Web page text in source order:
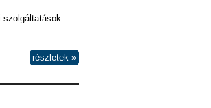
szolgáltatások
részletek »